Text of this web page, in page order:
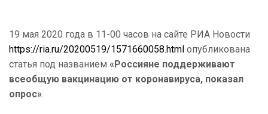
19 мая 2020 года в 11-00 часов на сайте РИА Новости
https://ria.ru/20200519/1571660058.html опубликована
статья под названием «Россияне поддерживают
всеобщую вакцинацию от коронавируса, показал
опрос».